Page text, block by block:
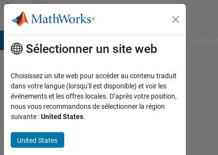
Passer au contenu
Community
Profile
Thomas
Koelen
Océ
Technologies
Last
Sélectionner un site web
Choisissez un site web pour accéder au contenu traduit
dans votre langue (lorsqu'il est disponible) et voir les
événements et les offres locales. D’après votre position,
nous vous recommandons de sélectionner la région
suivante :United States.
United States